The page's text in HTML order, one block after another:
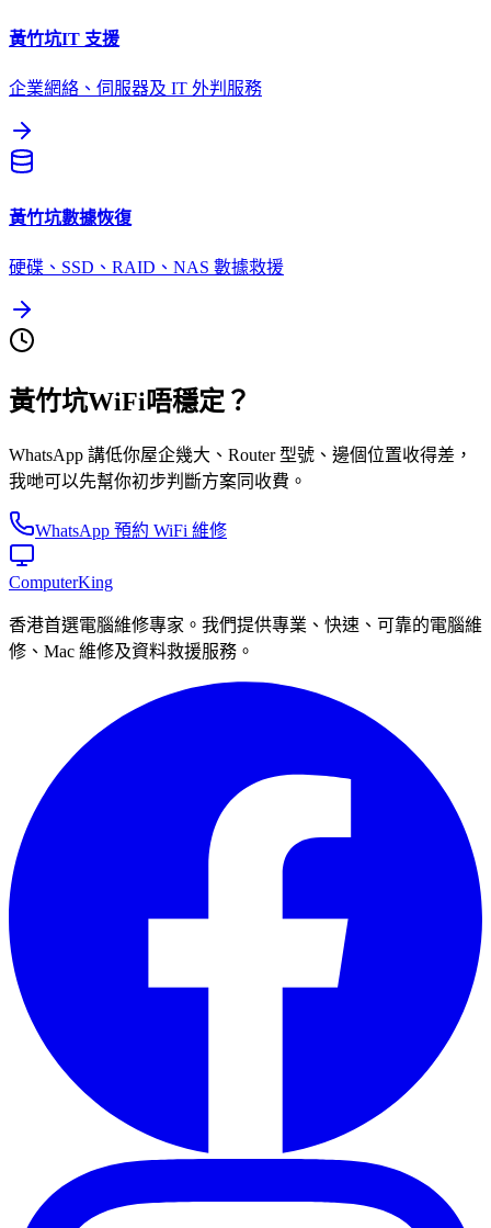
黃竹坑IT 支援
企業網絡、伺服器及 IT 外判服務
黃竹坑數據恢復
硬碟、SSD、RAID、NAS 數據救援
黃竹坑WiFi唔穩定？
WhatsApp 講低你屋企幾大、Router 型號、邊個位置收得差，
我哋可以先幫你初步判斷方案同收費。
WhatsApp 預約 WiFi 維修
ComputerKing
香港首選電腦維修專家。我們提供專業、快速、可靠的電腦維
修、Mac 維修及資料救援服務。